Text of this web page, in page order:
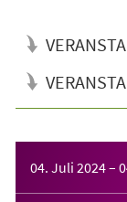
04. Juli 2024–